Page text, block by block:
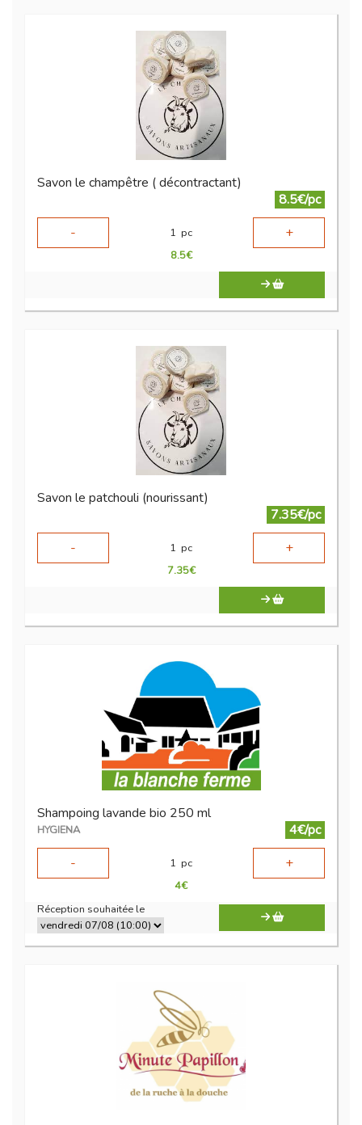
Savon le champêtre ( décontractant)
8.5€/pc
-
1 pc +
8.5€
Savon le patchouli (nourissant)
7.35€/pc
-
1 pc +
7.35€
Shampoing lavande bio 250 ml
HYGIENA
4€/pc
-
1 pc +
4€
Réception souhaitée le